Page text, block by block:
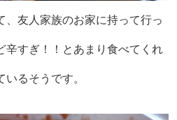
、友人家族のお家に持って行っ
辛すぎ！！とあまり食べてくれ
るそうです。